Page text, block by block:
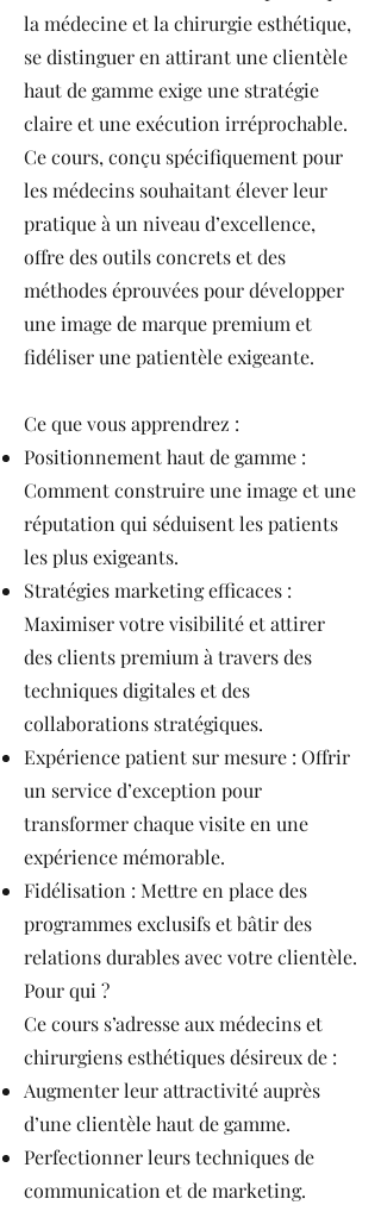
la médecine et la chirurgie esthétique,
se distinguer en attirant une clientèle
haut de gamme exige une stratégie
claire et une exécution irréprochable.
Ce cours, conçu spécifiquement pour
les médecins souhaitant élever leur
pratique à un niveau d’excellence,
offre des outils concrets et des
méthodes éprouvées pour développer
une image de marque premium et
fidéliser une patientèle exigeante.
Ce que vous apprendrez :
Positionnement haut de gamme :
Comment construire une image et une
réputation qui séduisent les patients
les plus exigeants.
Stratégies marketing efficaces :
Maximiser votre visibilité et attirer
des clients premium à travers des
techniques digitales et des
collaborations stratégiques.
Expérience patient sur mesure : Offrir
un service d’exception pour
transformer chaque visite en une
expérience mémorable.
Fidélisation : Mettre en place des
programmes exclusifs et bâtir des
relations durables avec votre clientèle.
Pour qui ?
Ce cours s’adresse aux médecins et
chirurgiens esthétiques désireux de :
Augmenter leur attractivité auprès
d’une clientèle haut de gamme.
Perfectionner leurs techniques de
communication et de marketing.